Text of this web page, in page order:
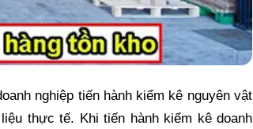
nghiệp tiến hành kiểm kê nguyên vật
thực tế. Khi tiến hành kiểm kê doanh